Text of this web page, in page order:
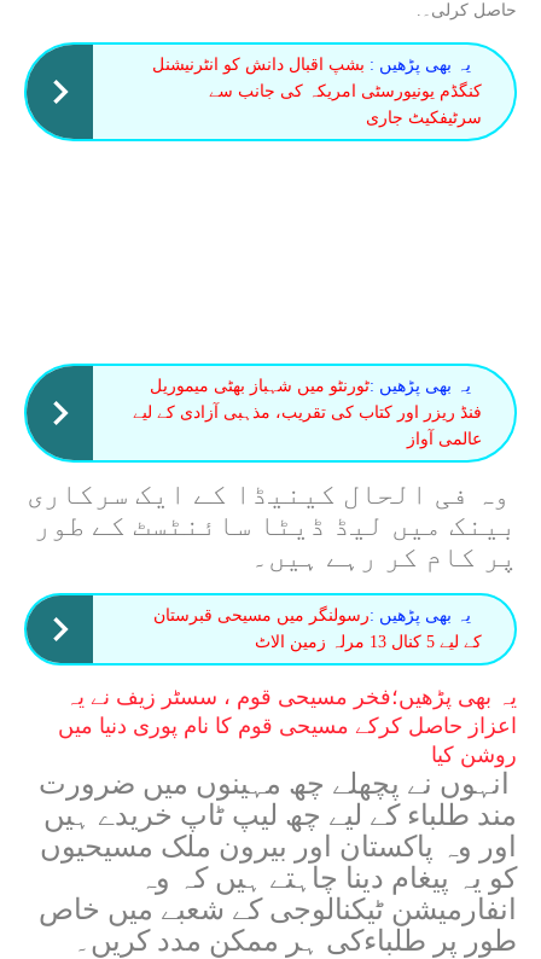
حاصل کرلی۔.
یہ بھی پڑھیں : بشپ اقبال دانش کو انٹرنیشنل
کنگڈم یونیورسٹی امریکہ کی جانب سے
سرٹیفکیٹ جاری
یہ بھی پڑھیں :ٹورنٹو میں شہباز بھٹی میموریل
فنڈ ریزر اور کتاب کی تقریب، مذہبی آزادی کے لیے
عالمی آواز
وہ فی الحال کینیڈا کے ایک سرکاری
بینک میں لیڈ ڈیٹا سائنٹسٹ کے طور
پر کام کر رہے ہیں۔
یہ بھی پڑھیں :رسولنگر میں مسیحی قبرستان
کے لیے 5 کنال 13 مرلہ زمین الاٹ
یہ بھی پڑھیں؛فخر مسیحی قوم ، سسٹر زیف نے یہ
اعزاز حاصل کرکے مسیحی قوم کا نام پوری دنیا میں
روشن کیا
انہوں نے پچھلے چھ مہینوں میں ضرورت
مند طلباء کے لیے چھ لیپ ٹاپ خریدے ہیں
اور وہ پاکستان اور بیرون ملک مسیحیوں
کو یہ پیغام دینا چاہتے ہیں کہ وہ
انفارمیشن ٹیکنالوجی کے شعبے میں خاص
طور پر طلباءکی ہر ممکن مدد کریں۔